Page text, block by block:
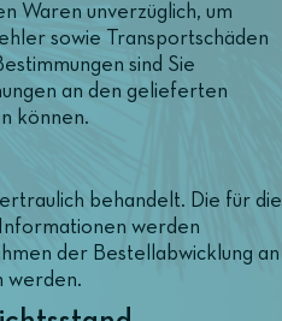
Waren unverzüglich, um
sowie Transportschäden
sind Sie
an den gelieferten
können.
behandelt. Die für die
werden
der Bestellabwicklung an
werden.